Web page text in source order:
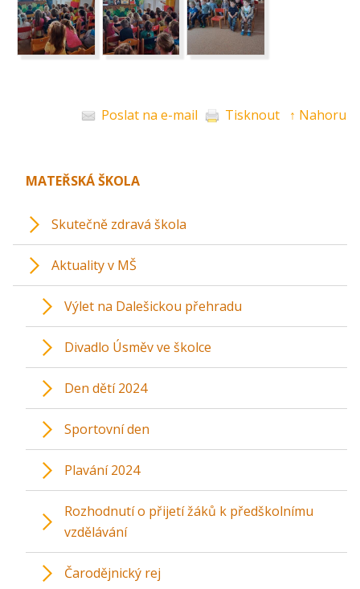
Poslat na e-mail Tisknout ↑ Nahoru
MATEŘSKÁ ŠKOLA
Skutečně zdravá škola
Aktuality v MŠ
Výlet na Dalešickou přehradu
Divadlo Úsměv ve školce
Den dětí 2024
Sportovní den
Plavání 2024
Rozhodnutí o přijetí žáků k předškolnímu
vzdělávání
Čarodějnický rej